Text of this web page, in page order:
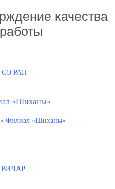
качества
РАН
Филиал «Шиханы»